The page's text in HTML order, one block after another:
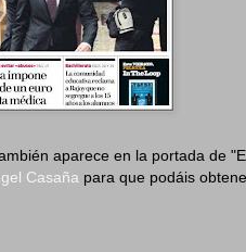
aparece en la portada de
Casaña para que podáis